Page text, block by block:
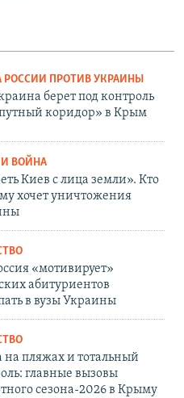
РОССИИ ПРОТИВ УКРАИНЫ
берет под контроль
коридор» в Крым
ВОЙНА
Киев с лица земли». Кто
хочет уничтожения
«мотивирует»
абитуриентов
в вузы Украины
на пляжах и тотальный
главные вызовы
сезона-2026 в Крыму